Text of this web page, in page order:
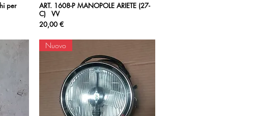
per
Vista rapida
ART. 1608-P MANOPOLE ARIETE (27-
C) VV
Prezzo
20,00 €
Nuovo